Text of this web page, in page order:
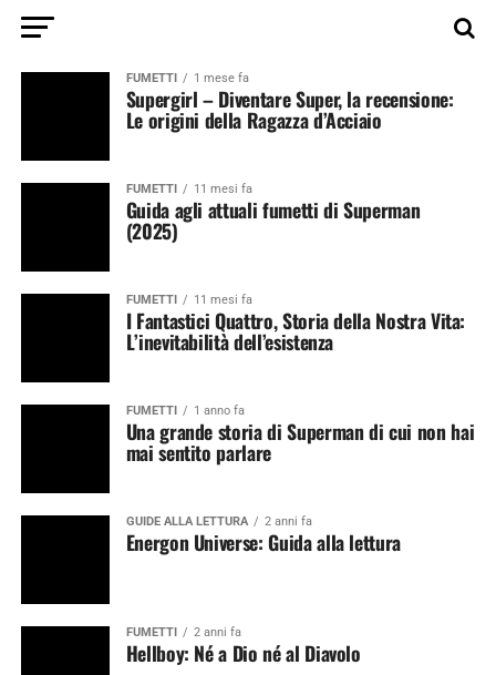
FUMETTI 1 mese fa
Supergirl – Diventare Super, la recensione:
Le origini della Ragazza d’Acciaio
FUMETTI 11 mesi fa
Guida agli attuali fumetti di Superman
(2025)
FUMETTI 11 mesi fa
I Fantastici Quattro, Storia della Nostra Vita:
L’inevitabilità dell’esistenza
FUMETTI 1 anno fa
Una grande storia di Superman di cui non hai
mai sentito parlare
GUIDE ALLA LETTURA 2 anni fa
Energon Universe: Guida alla lettura
FUMETTI 2 anni fa
Hellboy: Né a Dio né al Diavolo